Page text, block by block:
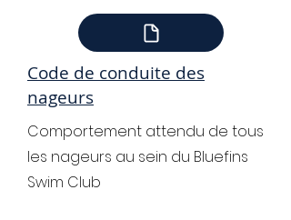
Code de conduite des
nageurs
Comportement attendu de tous
les nageurs au sein du Bluefins
Swim Club